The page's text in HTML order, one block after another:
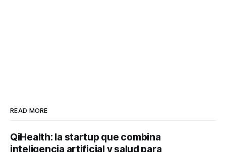
READ MORE
QiHealth: la startup que combina
inteligencia artificial y salud para